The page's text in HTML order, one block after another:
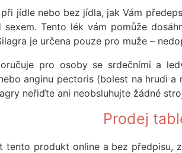
jídle nebo bez jídla, jak Vám
Tento lék vám pomůže
je určena pouze pro muže –
pro osoby se srdečními a
anginu pectoris (bolest na hrudi a
neřiďte ani neobsluhujte žádné
Prodej
tento produkt online a bez předpisu,